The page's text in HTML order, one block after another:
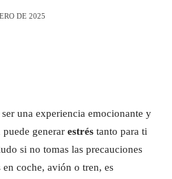
DE 2025
una experiencia emocionante y
generar estrés tanto para ti
si no tomas las precauciones
en coche, avión o tren, es